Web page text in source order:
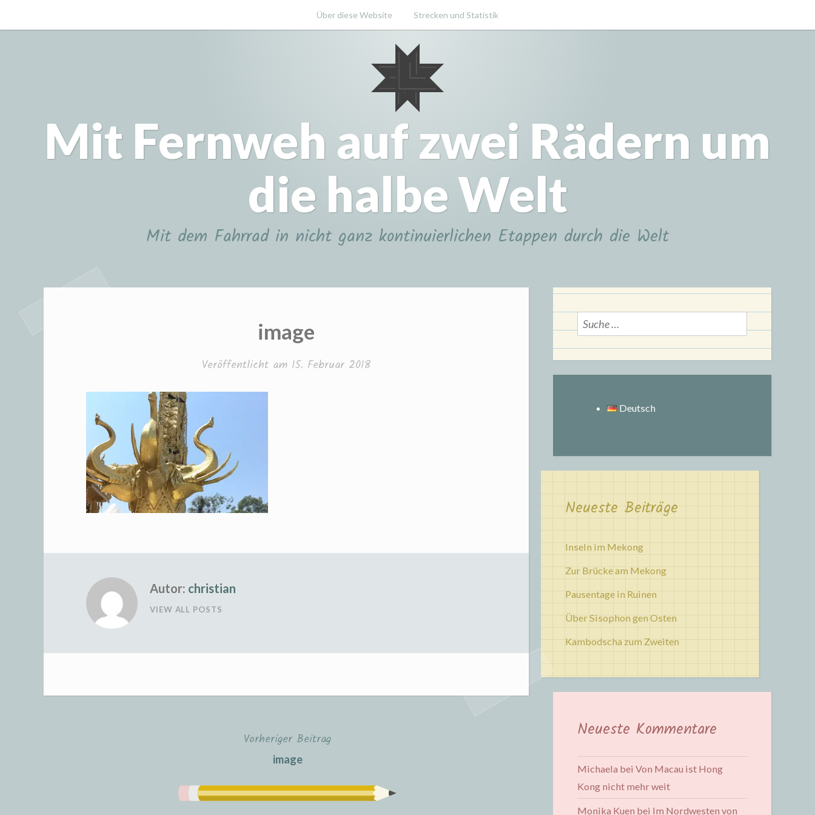
Inhalt
Über diese Website Strecken und Statistik
Mit Fernweh auf zwei Rädern um
die halbe Welt
Mit dem Fahrrad in nicht ganz kontinuierlichen Etappen durch die Welt
image
Veröffentlicht am 15. Februar 2018
Autor: christian
VIEW ALL POSTS
Vorheriger Beitrag
image
Suche
nach:
Deutsch
Neueste Beiträge
Inseln im Mekong
Zur Brücke am Mekong
Pausentage in Ruinen
Über Sisophon gen Osten
Kambodscha zum Zweiten
Neueste Kommentare
Michaela bei Von Macau ist Hong
Kong nicht mehr weit
Monika Kuen bei Im Nordwesten von